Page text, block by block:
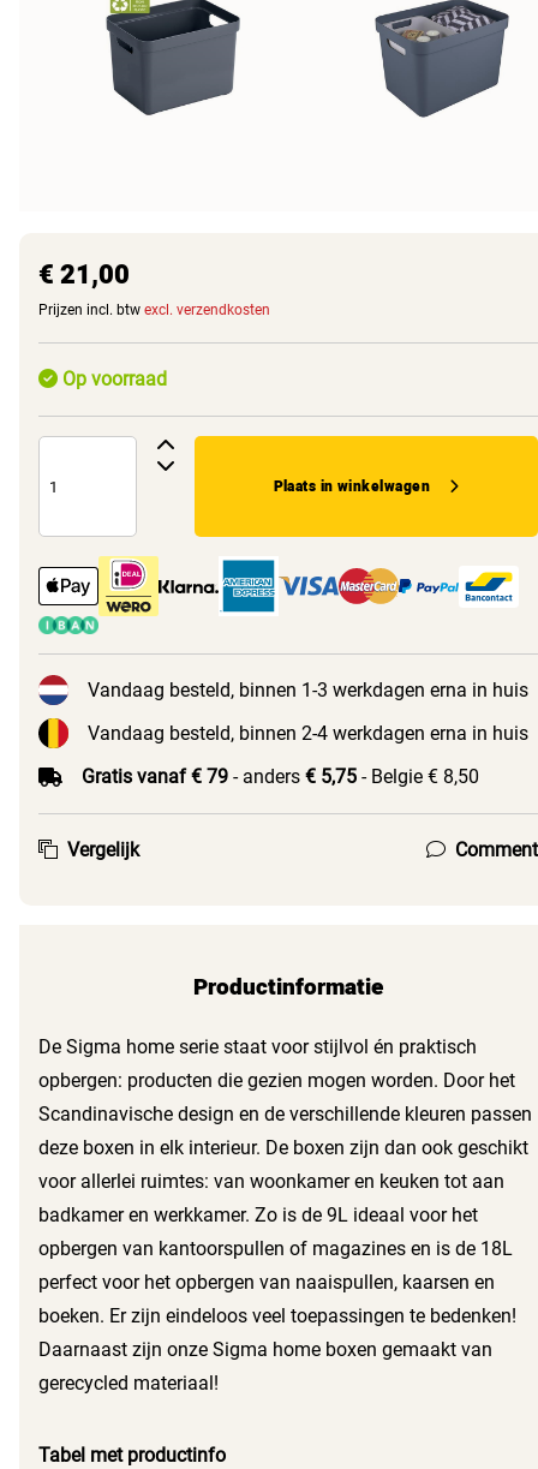
€ 21,00
Prijzen incl. btw excl. verzendkosten
Op voorraad
Plaats in winkelwagen
Vandaag besteld, binnen 1-3 werkdagen erna in huis
Vandaag besteld, binnen 2-4 werkdagen erna in huis
Gratis vanaf € 79 - anders € 5,75 - Belgie € 8,50
Vergelijk Comment
Productinformatie
De Sigma home serie staat voor stijlvol én praktisch
opbergen: producten die gezien mogen worden. Door het
Scandinavische design en de verschillende kleuren passen
deze boxen in elk interieur. De boxen zijn dan ook geschikt
voor allerlei ruimtes: van woonkamer en keuken tot aan
badkamer en werkkamer. Zo is de 9L ideaal voor het
opbergen van kantoorspullen of magazines en is de 18L
perfect voor het opbergen van naaispullen, kaarsen en
boeken. Er zijn eindeloos veel toepassingen te bedenken!
Daarnaast zijn onze Sigma home boxen gemaakt van
gerecycled materiaal!
Tabel met productinfo